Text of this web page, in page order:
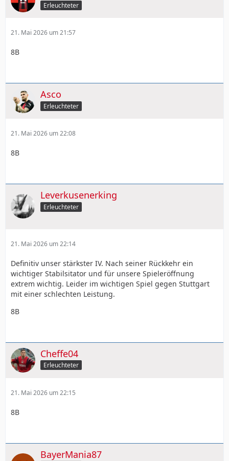
Erleuchteter
21. Mai 2026 um 21:57
8B
Asco
Erleuchteter
21. Mai 2026 um 22:08
8B
Leverkusenerking
Erleuchteter
21. Mai 2026 um 22:14
Definitiv unser stärkster IV. Nach seiner Rückkehr ein
wichtiger Stabilsitator und für unsere Spieleröffnung
extrem wichtig. Leider im wichtigen Spiel gegen Stuttgart
mit einer schlechten Leistung.
8B
Cheffe04
Erleuchteter
21. Mai 2026 um 22:15
8B
BayerMania87